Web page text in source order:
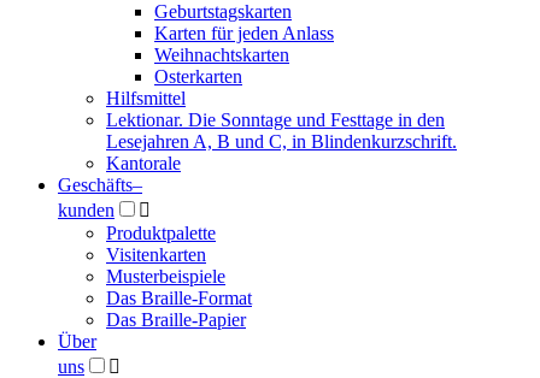
Geburtstagskarten
Karten für jeden Anlass
Weihnachtskarten
Osterkarten
Hilfsmittel
Lektionar. Die Sonntage und Festtage in den
Lesejahren A, B und C, in Blindenkurzschrift.
Kantorale
Geschäfts­–
kunden

Produktpalette
Visitenkarten
Musterbeispiele
Das Braille-Format
Das Braille-Papier
Über
uns
